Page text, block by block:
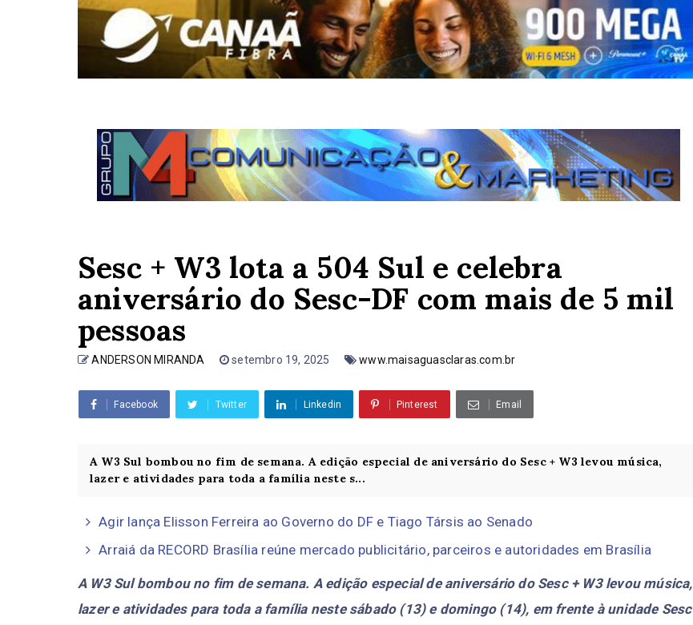
Sesc + W3 lota a 504 Sul e celebra
aniversário do Sesc-DF com mais de 5 mil
pessoas
ANDERSON MIRANDA setembro 19, 2025 www.maisaguasclaras.com.br
Facebook Twitter Linkedin Pinterest Email
A W3 Sul bombou no fim de semana. A edição especial de aniversário do Sesc + W3 levou música,
lazer e atividades para toda a família neste s...
Agir lança Elisson Ferreira ao Governo do DF e Tiago Társis ao Senado
Arraiá da RECORD Brasília reúne mercado publicitário, parceiros e autoridades em Brasília
A W3 Sul bombou no fim de semana. A edição especial de aniversário do Sesc + W3 levou música,
lazer e atividades para toda a família neste sábado (13) e domingo (14), em frente à unidade Sesc